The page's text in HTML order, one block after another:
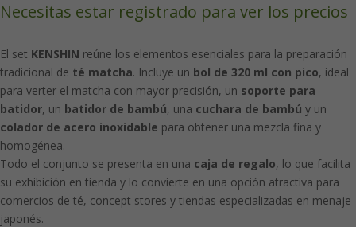
Necesitas estar registrado para ver los precios
El set KENSHIN reúne los elementos esenciales para la preparación
tradicional de té matcha. Incluye un bol de 320 ml con pico, ideal
para verter el matcha con mayor precisión, un soporte para
batidor, un batidor de bambú, una cuchara de bambú y un
colador de acero inoxidable para obtener una mezcla fina y
homogénea.
Todo el conjunto se presenta en una caja de regalo, lo que facilita
su exhibición en tienda y lo convierte en una opción atractiva para
comercios de té, concept stores y tiendas especializadas en menaje
japonés.